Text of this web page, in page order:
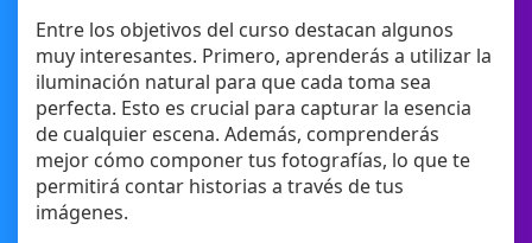
Entre los objetivos del curso destacan algunos
muy interesantes. Primero, aprenderás a utilizar la
iluminación natural para que cada toma sea
perfecta. Esto es crucial para capturar la esencia
de cualquier escena. Además, comprenderás
mejor cómo componer tus fotografías, lo que te
permitirá contar historias a través de tus
imágenes.